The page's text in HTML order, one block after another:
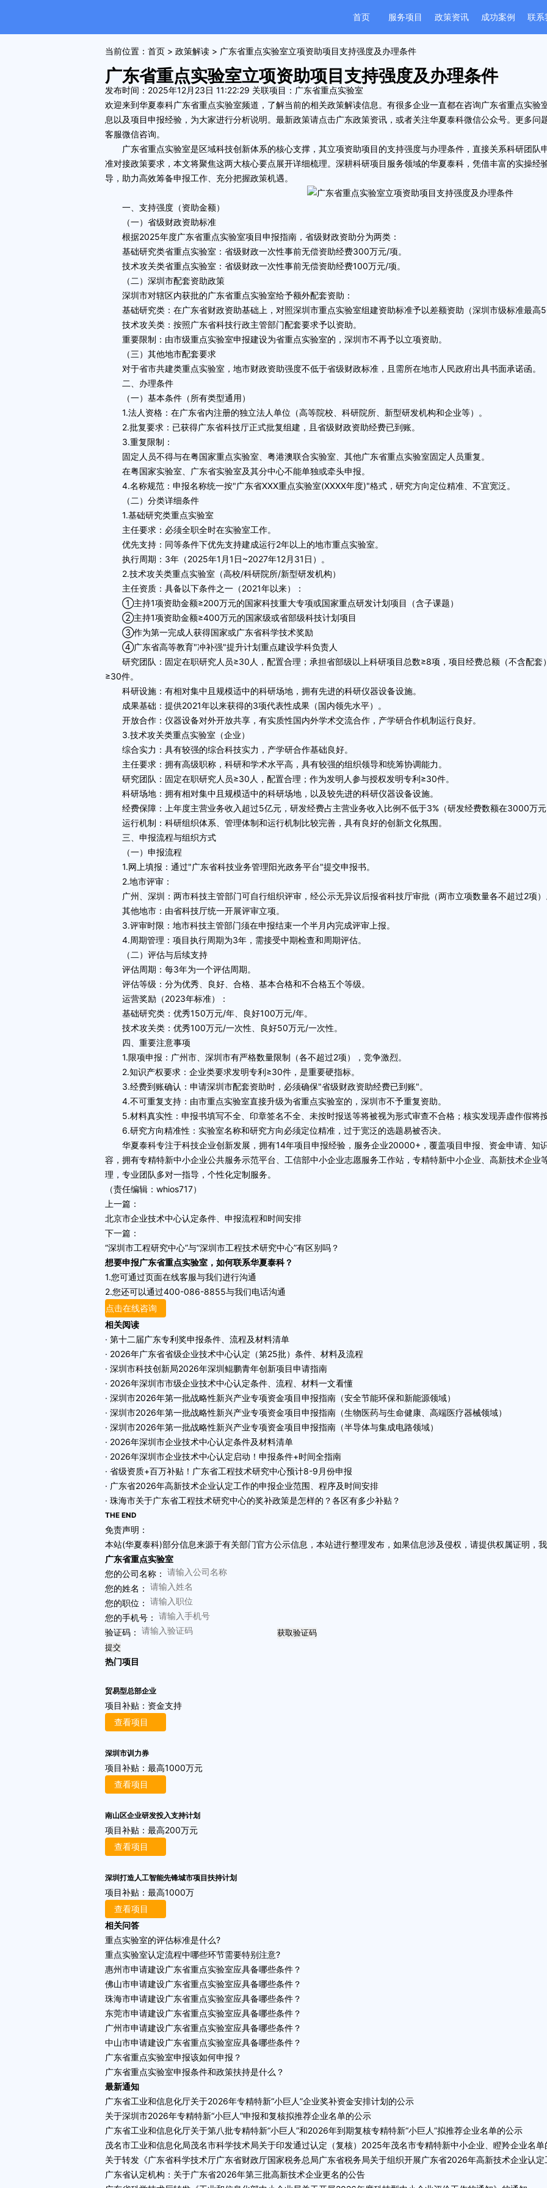
首页 服务项目 政策资讯 成功案例 联系
当前位置： 首页 > 政策解读 > 广东省重点实验室立项资助项目支持强度及办理条件
广东省重点实验室立项资助项目支持强度及办理条件
发布时间：2025年12月23日 11:22:29 关联项目： 广东省重点实验室
欢迎来到华夏泰科广东省重点实验室频道，了解当前的相关政策解读信息。有很多企业一直都在咨询广东省重点实验
息以及项目申报经验，为大家进行分析说明。最新政策请点击广东政策资讯 ，或者关注华夏泰科微信公众号。更多问
客服微信咨询。
广东省重点实验室是区域科技创新体系的核心支撑，其立项资助项目的支持强度与办理条件，直接关系科研团队
准对接政策要求，本文将聚焦这两大核心要点展开详细梳理。深耕科研项目服务领域的华夏泰科 ，凭借丰富的实操经
导，助力高效筹备申报工作、充分把握政策机遇。
一、支持强度（资助金额）
（一）省级财政资助标准
根据2025年度广东省重点实验室项目申报指南，省级财政资助分为两类：
基础研究类省重点实验室：省级财政一次性事前无偿资助经费300万元/项。
技术攻关类省重点实验室：省级财政一次性事前无偿资助经费100万元/项。
（二）深圳市配套资助政策
深圳市对辖区内获批的广东省重点实验室给予额外配套资助：
基础研究类：在广东省财政资助基础上，对照深圳市重点实验室组建资助标准予以差额资助（深圳市级标准最高
技术攻关类：按照广东省科技行政主管部门配套要求予以资助。
重要限制：由市级重点实验室申报建设为省重点实验室的，深圳市不再予以立项资助。
（三）其他地市配套要求
对于省市共建类重点实验室，地市财政资助强度不低于省级财政标准，且需所在地市人民政府出具书面承诺函。
二、办理条件
（一）基本条件（所有类型通用）
1.法人资格：在广东省内注册的独立法人单位（高等院校、科研院所、 新型研发机构和企业等）。
2.批复要求：已获得广东省科技厅正式批复组建，且省级财政资助经费已到账。
3.重复限制：
固定人员不得与在粤国家重点实验室、粤港澳联合实验室、其他广东省重点实验室固定人员重复。
在粤国家实验室、广东省实验室及其分中心不能单独或牵头申报。
4.名称规范：申报名称统一按"广东省XXX重点实验室(XXXX年度)"格式，研究方向定位精准、不宜宽泛。
（二）分类详细条件
1.基础研究类重点实验室
主任要求：必须全职全时在实验室工作。
优先支持：同等条件下优先支持建成运行2年以上的地市重点实验室。
执行周期：3年（2025年1月1日~2027年12月31日）。
2.技术攻关类重点实验室（高校/科研院所/新型研发机构）
主任资质：具备以下条件之一（2021年以来）：
①主持1项资助金额≥200万元的国家科技重大专项或国家重点研发计划项目（含子课题）
②主持1项资助金额≥400万元的国家级或省部级科技计划项目
③作为第一完成人获得国家或广东省科学技术奖励
④广东省高等教育"冲补强"提升计划重点建设学科负责人
研究团队：固定在职研究人员≥30人，配置合理；承担省部级以上科研项目总数≥8项，项目经费总额（不含配套
≥30件。
科研设施：有相对集中且规模适中的科研场地，拥有先进的科研仪器设备设施。
成果基础：提供2021年以来获得的3项代表性成果（国内领先水平）。
开放合作：仪器设备对外开放共享，有实质性国内外学术交流合作，产学研合作机制运行良好。
3.技术攻关类重点实验室（企业）
综合实力：具有较强的综合科技实力，产学研合作基础良好。
主任要求：拥有高级职称，科研和学术水平高，具有较强的组织领导和统筹协调能力。
研究团队：固定在职研究人员≥30人，配置合理；作为发明人参与授权发明专利≥30件。
科研场地：拥有相对集中且规模适中的科研场地，以及较先进的科研仪器设备设施。
经费保障：上年度主营业务收入超过5亿元，研发经费占主营业务收入比例不低于3%（研发经费数额在3000万
运行机制：科研组织体系、管理体制和运行机制比较完善，具有良好的创新文化氛围。
三、申报流程与组织方式
（一）申报流程
1.网上填报：通过"广东省科技业务管理阳光政务平台"提交申报书。
2.地市评审：
广州、深圳：两市科技主管部门可自行组织评审，经公示无异议后报省科技厅审批（两市立项数量各不超过2项
其他地市：由省科技厅统一开展评审立项。
3.评审时限：地市科技主管部门须在申报结束一个半月内完成评审上报。
4.周期管理：项目执行周期为3年，需接受中期检查和周期评估。
（二）评估与后续支持
评估周期：每3年为一个评估周期。
评估等级：分为优秀、良好、合格、基本合格和不合格五个等级。
运营奖励（2023年标准）：
基础研究类：优秀150万元/年、良好100万元/年。
技术攻关类：优秀100万元/一次性、良好50万元/一次性。
四、重要注意事项
1.限项申报：广州市、深圳市有严格数量限制（各不超过2项），竞争激烈。
2.知识产权要求：企业类要求发明专利≥30件，是重要硬指标。
3.经费到账确认：申请深圳市配套资助时，必须确保"省级财政资助经费已到账"。
4.不可重复支持：由市重点实验室直接升级为省重点实验室的，深圳市不予重复资助。
5.材料真实性：申报书填写不全、印章签名不全、未按时报送等将被视为形式审查不合格；核实发现弄虚作假将
6.研究方向精准性：实验室名称和研究方向必须定位精准，过于宽泛的选题易被否决。
华夏泰科专注于科技企业创新发展，拥有14年项目申报经验，服务企业20000+，覆盖项目申报、资金申请、知
容，拥有专精特新中小企业公共服务示范平台、工信部中小企业志愿服务工作站，专精特新中小企业、 高新技术企业
理，专业团队多对一指导，个性化定制服务。
（责任编辑：whios717）
上一篇：
北京市企业技术中心认定条件、申报流程和时间安排
下一篇：
“深圳市工程研究中心”与“深圳市工程技术研究中心”有区别吗？
想要申报广东省重点实验室，如何联系华夏泰科？
1.您可通过页面在线客服与我们进行沟通
2.您还可以通过400-086-8855与我们电话沟通
点击在线咨询
相关阅读
· 第十二届广东专利奖申报条件、流程及材料清单
· 2026年广东省省级企业技术中心认定（第25批）条件、材料及流程
· 深圳市科技创新局2026年深圳鲲鹏青年创新项目申请指南
· 2026年深圳市市级企业技术中心认定条件、流程、材料一文看懂
· 深圳市2026年第一批战略性新兴产业专项资金项目申报指南（安全节能环保和新能源领域）
· 深圳市2026年第一批战略性新兴产业专项资金项目申报指南（生物医药与生命健康、高端医疗器械领域）
· 深圳市2026年第一批战略性新兴产业专项资金项目申报指南（半导体与集成电路领域）
· 2026年深圳市企业技术中心认定条件及材料清单
· 2026年深圳市企业技术中心认定启动！申报条件+时间全指南
· 省级资质+百万补贴！广东省工程技术研究中心预计8-9月份申报
· 广东省2026年高新技术企业认定工作的申报企业范围、程序及时间安排
· 珠海市关于广东省工程技术研究中心的奖补政策是怎样的？各区有多少补贴？
THE END
免责声明：
本站(华夏泰科)部分信息来源于有关部门官方公示信息，本站进行整理发布，如果信息涉及侵权，请提供权属证明，
广东省重点实验室
您的公司名称：
您的姓名：
您的职位：
您的手机号：
验证码：
获取验证码
提交
热门项目
贸易型总部企业
项目补贴： 资金支持
查看项目
深圳市训力券
项目补贴： 最高1000万元
查看项目
南山区企业研发投入支持计划
项目补贴： 最高200万元
查看项目
深圳打造人工智能先锋城市项目扶持计划
项目补贴： 最高1000万
查看项目
相关问答
重点实验室的评估标准是什么?
重点实验室认定流程中哪些环节需要特别注意?
惠州市申请建设广东省重点实验室应具备哪些条件？
佛山市申请建设广东省重点实验室应具备哪些条件？
珠海市申请建设广东省重点实验室应具备哪些条件？
东莞市申请建设广东省重点实验室应具备哪些条件？
广州市申请建设广东省重点实验室应具备哪些条件？
中山市申请建设广东省重点实验室应具备哪些条件？
广东省重点实验室申报该如何申报？
广东省重点实验室申报条件和政策扶持是什么？
最新通知
广东省工业和信息化厅关于2026年专精特新“小巨人”企业奖补资金安排计划的公示
关于深圳市2026年专精特新“小巨人”申报和复核拟推荐企业名单的公示
广东省工业和信息化厅关于第八批专精特新“小巨人”和2026年到期复核专精特新“小巨人”拟推荐企业名单的公示
茂名市工业和信息化局茂名市科学技术局关于印发通过认定（复核）2025年茂名市专精特新中小企业、瞪羚企业名单
关于转发《广东省科学技术厅广东省财政厅国家税务总局广东省税务局关于组织开展广东省2026年高新技术企业认
广东省认定机构：关于广东省2026年第三批高新技术企业更名的公告